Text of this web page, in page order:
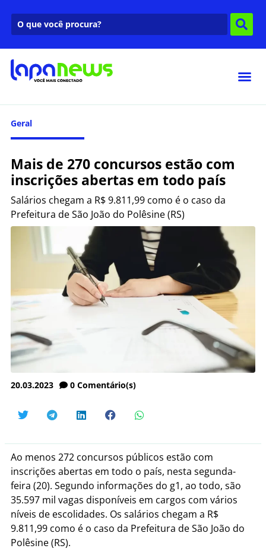
Geral
Mais de 270 concursos estão com
inscrições abertas em todo país
Salários chegam a R$ 9.811,99 como é o caso da
Prefeitura de São João do Polêsine (RS)
20.03.2023 0 Comentário(s)
Ao menos 272 concursos públicos estão com
inscrições abertas em todo o país, nesta segunda-
feira (20). Segundo informações do g1, ao todo, são
35.597 mil vagas disponíveis em cargos com vários
níveis de escolidades. Os salários chegam a R$
9.811,99 como é o caso da Prefeitura de São João do
Polêsine (RS).